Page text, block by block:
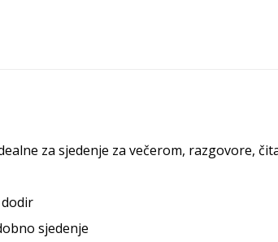
za sjedenje za večerom, razgovore,
sjedenje